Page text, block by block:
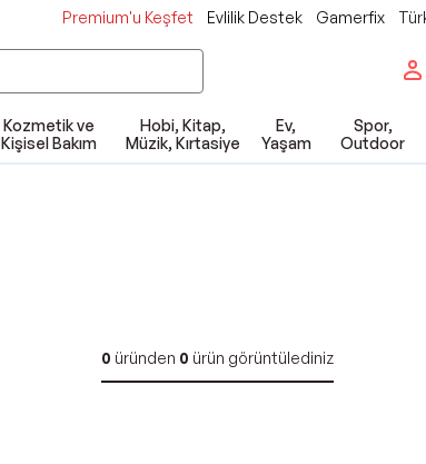
Premium'u Keşfet Evlilik Destek Gamerfix
Kozmetik ve
Kişisel Bakım
Hobi, Kitap,
Müzik, Kırtasiye
Ev,
Yaşam
Spor,
Outdoor
0 üründen 0 ürün görüntülediniz